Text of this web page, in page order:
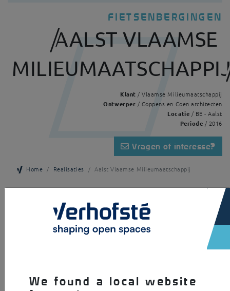
FIETSENBERGINGEN
AALST VLAAMSE
Klant / Vlaamse Milieumaatschappij
Ontwerper / Coppens en Coen architecten
Locatie / BE - Aalst
Periode / 2016
Vragen of interesse?
Home Realisaties Aalst Vlaamse Milieumaatschappij
Een afsluitbare fietsenberging opgebouwd uit verzinkt staal en met
wanden uit hardhouten kepers. Het dak is opgebouwd uit
staalprofielplaat en de schuifdeur uit perfoplaat. Bovendien is deze
×
We found a local website